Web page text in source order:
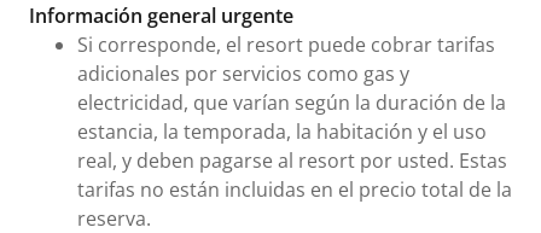
Información general urgente
Si corresponde, el resort puede cobrar tarifas
adicionales por servicios como gas y
electricidad, que varían según la duración de la
estancia, la temporada, la habitación y el uso
real, y deben pagarse al resort por usted. Estas
tarifas no están incluidas en el precio total de la
reserva.